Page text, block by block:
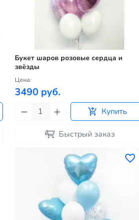
Букет шаров розовые сердца и
звёзды
Цена:
3490 руб.
Купить
Быстрый заказ